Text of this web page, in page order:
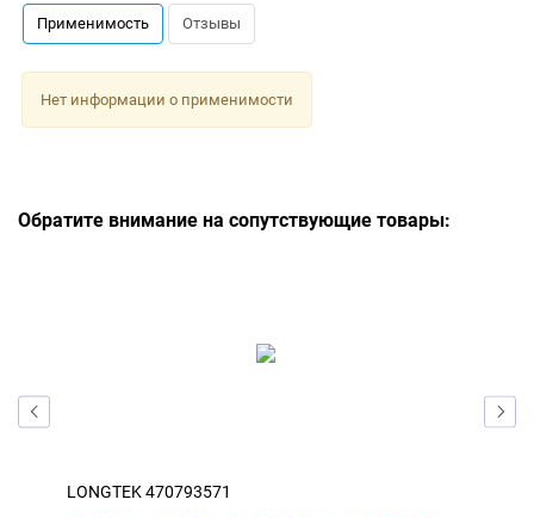
Применимость Отзывы
Нет информации о применимости
Обратите внимание на сопутствующие товары:
LONGTEK 470793571